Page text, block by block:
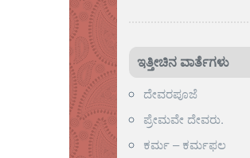
ಇತ್ತೀಚಿನ ವಾರ್ತೆಗಳು
ದೇವರಪೂಜೆ
ಪ್ರೇಮವೇ ದೇವರು.
ಕರ್ಮ – ಕರ್ಮಫಲ